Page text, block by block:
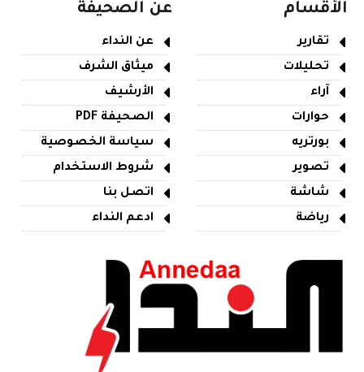
الأقسام
تقارير
تحليلات
آراء
حوارات
بورتريه
تصوير
شاشة
رياضة
عن الصحيفة
عن النداء
ميثاق الشرف
الأرشيف
الصحيفة PDF
سياسة الخصوصية
شروط الاستخدام
اتصل بنا
ادعم النداء